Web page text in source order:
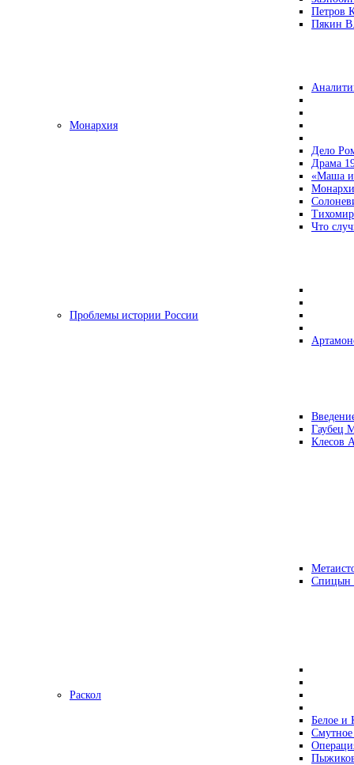
Петров
Пякин
Монархия
Дело
Драма
«Маша и
Что
Проблемы истории России
Гаубец
Клесов
Раскол
Белое и